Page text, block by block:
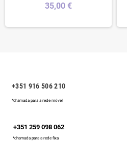
35,00 €
+351 916 506 210
*chamada para a rede móvel
+351 259 098 062
*chamada para a rede fixa